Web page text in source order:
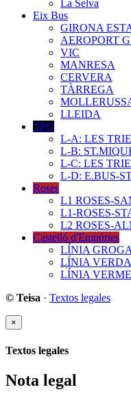
La Selva
Eix Bus
GIRONA
AEROPORT
VIC
MANRESA
CERVERA
TÀRREGA
LLEIDA
TPO
L-A: LES
L-B:
L-C: LES
L-D: E.BUS-
Roses
L1 ROSES-
L1-ROSES-
L2 ROSES-
Castelló d'Empúries
LÍNIA
LÍNIA
LÍNIA
© Teisa · Textos legales
×
Textos legales
Nota legal